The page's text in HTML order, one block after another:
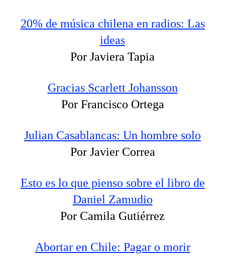
20% de música chilena en radios: Las
ideas
Por Javiera Tapia
Gracias Scarlett Johansson
Por Francisco Ortega
Julian Casablancas: Un hombre solo
Por Javier Correa
Esto es lo que pienso sobre el libro de
Daniel Zamudio
Por Camila Gutiérrez
Abortar en Chile: Pagar o morir